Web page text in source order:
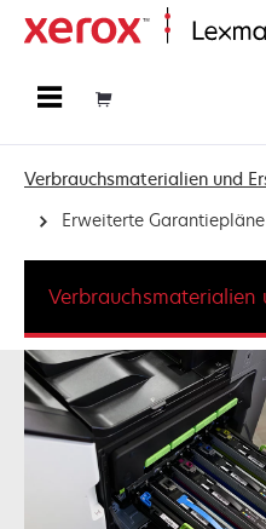
Verbrauchsmaterialien und
Erweiterte
Verbrauchsmaterialien